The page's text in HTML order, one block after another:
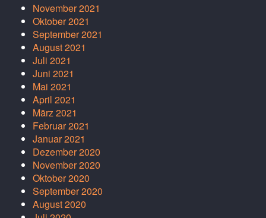
November 2021
Oktober 2021
September 2021
August 2021
Juli 2021
Juni 2021
Mai 2021
April 2021
März 2021
Februar 2021
Januar 2021
Dezember 2020
November 2020
Oktober 2020
September 2020
August 2020